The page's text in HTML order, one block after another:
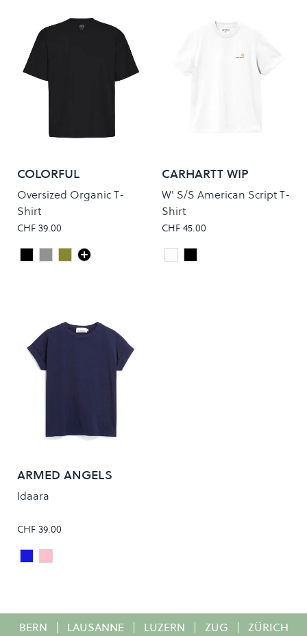
COLORFUL
STANDARD
Oversized Organic T-
Shirt
CHF 39.00
Colour
Deep Black
Heather Grey
Dusty Olive
CARHARTT WIP
W' S/S American Script T-
Shirt
CHF 45.00
Colour
whiteBlack
ARMED ANGELS
Idaara
CHF 39.00
Colour
TINTED NAVY
PINK MIST
BERN | LAUSANNE | LUZERN | ZUG | ZÜRICH